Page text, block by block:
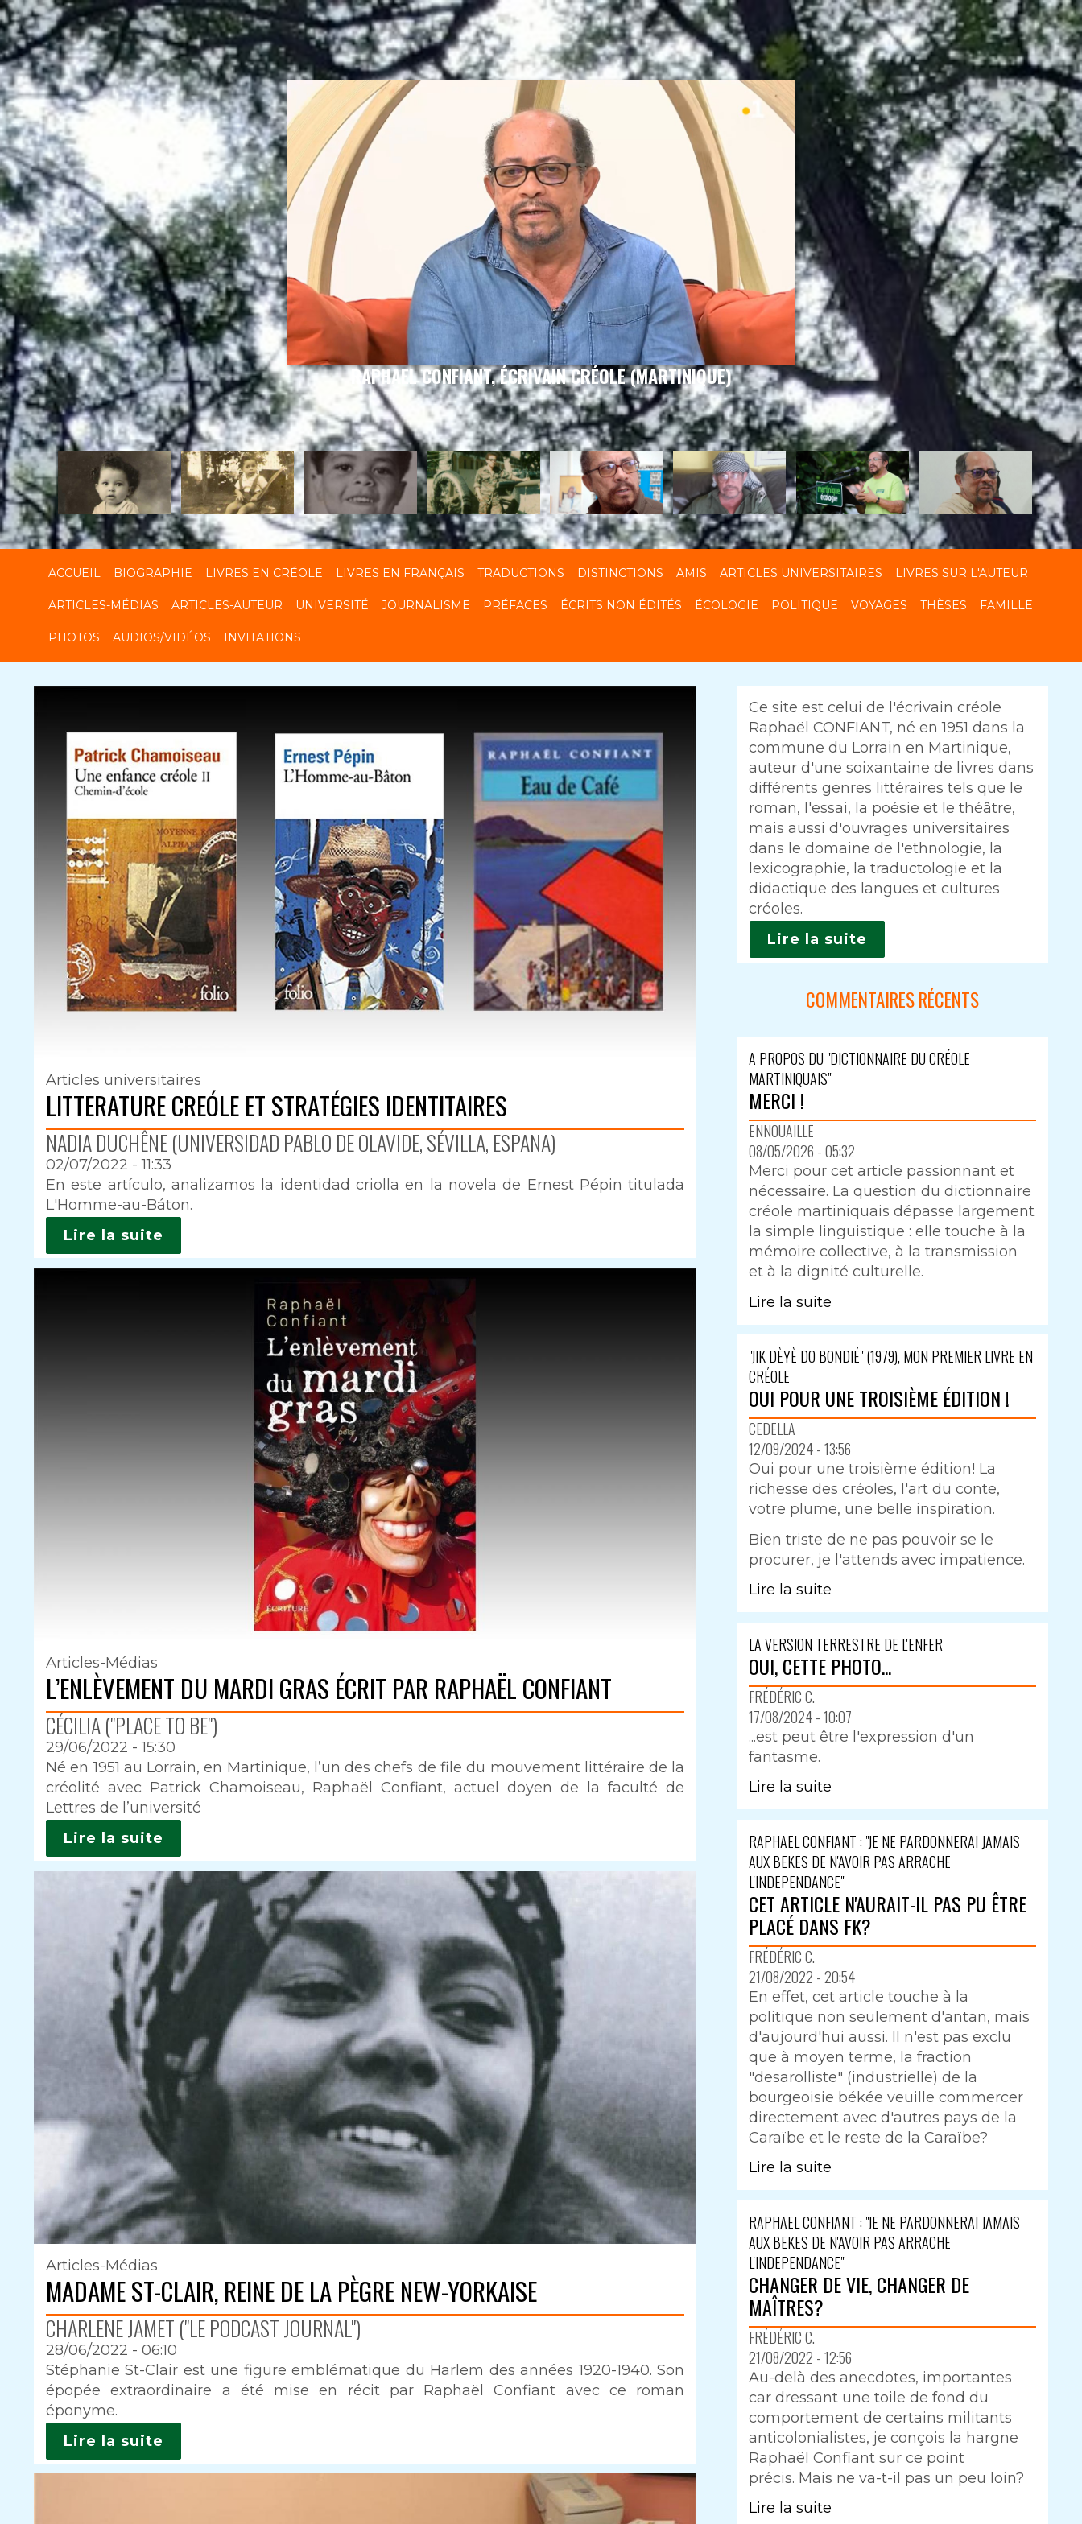
RAPHAEL CONFIANT, ÉCRIVAIN CRÉOLE (MARTINIQUE)
ACCUEIL BIOGRAPHIE LIVRES EN CRÉOLE LIVRES EN FRANÇAIS TRADUCTIONS DISTINCTIONS AMIS ARTICLES UNIVERSITAIRES LIVRES SUR L'AUTEUR
ARTICLES-MÉDIAS ARTICLES-AUTEUR UNIVERSITÉ JOURNALISME PRÉFACES ÉCRITS NON ÉDITÉS ÉCOLOGIE POLITIQUE VOYAGES THÈSES FAMILLE
PHOTOS AUDIOS/VIDÉOS INVITATIONS
Articles universitaires
LITTERATURE CREÓLE ET STRATÉGIES IDENTITAIRES
NADIA DUCHÊNE (UNIVERSIDAD PABLO DE OLAVIDE, SÉVILLA, ESPANA)
02/07/2022 - 11:33
Intro
En este artículo, analizamos la identidad criolla en la novela de Ernest Pépin titulada
L'Homme-au-Báton.
Lire la suite
Articles-Médias
L’ENLÈVEMENT DU MARDI GRAS ÉCRIT PAR RAPHAËL CONFIANT
CÉCILIA ("PLACE TO BE")
29/06/2022 - 15:30
Intro
Né en 1951 au Lorrain, en Martinique, l’un des chefs de file du mouvement littéraire de la
créolité avec Patrick Chamoiseau, Raphaël Confiant, actuel doyen de la faculté de
Lettres de l’université
Lire la suite
Articles-Médias
MADAME ST-CLAIR, REINE DE LA PÈGRE NEW-YORKAISE
CHARLENE JAMET ("LE PODCAST JOURNAL")
28/06/2022 - 06:10
Intro
Stéphanie St-Clair est une figure emblématique du Harlem des années 1920-1940. Son
épopée extraordinaire a été mise en récit par Raphaël Confiant avec ce roman
éponyme.
Lire la suite
Ce site est celui de l'écrivain créole
Raphaël CONFIANT, né en 1951 dans la
commune du Lorrain en Martinique,
auteur d'une soixantaine de livres dans
différents genres littéraires tels que le
roman, l'essai, la poésie et le théâtre,
mais aussi d'ouvrages universitaires
dans le domaine de l'ethnologie, la
lexicographie, la traductologie et la
didactique des langues et cultures
créoles.
Lire la suite
COMMENTAIRES RÉCENTS
A PROPOS DU "DICTIONNAIRE DU CRÉOLE
MARTINIQUAIS"
MERCI !
ENNOUAILLE
08/05/2026 - 05:32
Merci pour cet article passionnant et
nécessaire. La question du dictionnaire
créole martiniquais dépasse largement
la simple linguistique : elle touche à la
mémoire collective, à la transmission
et à la dignité culturelle.
Lire la suite
"JIK DÈYÈ DO BONDIÉ" (1979), MON PREMIER LIVRE EN
CRÉOLE
OUI POUR UNE TROISIÈME ÉDITION !
CEDELLA
12/09/2024 - 13:56
Oui pour une troisième édition! La
richesse des créoles, l'art du conte,
votre plume, une belle inspiration.
Bien triste de ne pas pouvoir se le
procurer, je l'attends avec impatience.
Lire la suite
LA VERSION TERRESTRE DE L'ENFER
OUI, CETTE PHOTO...
FRÉDÉRIC C.
17/08/2024 - 10:07
...est peut être l'expression d'un
fantasme.
Lire la suite
RAPHAEL CONFIANT : "JE NE PARDONNERAI JAMAIS
AUX BEKES DE N'AVOIR PAS ARRACHE
L'INDEPENDANCE"
CET ARTICLE N'AURAIT-IL PAS PU ÊTRE
PLACÉ DANS FK?
FRÉDÉRIC C.
21/08/2022 - 20:54
En effet, cet article touche à la
politique non seulement d'antan, mais
d'aujourd'hui aussi. Il n'est pas exclu
que à moyen terme, la fraction
"desarolliste" (industrielle) de la
bourgeoisie békée veuille commercer
directement avec d'autres pays de la
Caraïbe et le reste de la Caraïbe?
Lire la suite
RAPHAEL CONFIANT : "JE NE PARDONNERAI JAMAIS
AUX BEKES DE N'AVOIR PAS ARRACHE
L'INDEPENDANCE"
CHANGER DE VIE, CHANGER DE
MAÎTRES?
FRÉDÉRIC C.
21/08/2022 - 12:56
Au-delà des anecdotes, importantes
car dressant une toile de fond du
comportement de certains militants
anticolonialistes, je conçois la hargne
Raphaël Confiant sur ce point
précis. Mais ne va-t-il pas un peu loin?
Lire la suite